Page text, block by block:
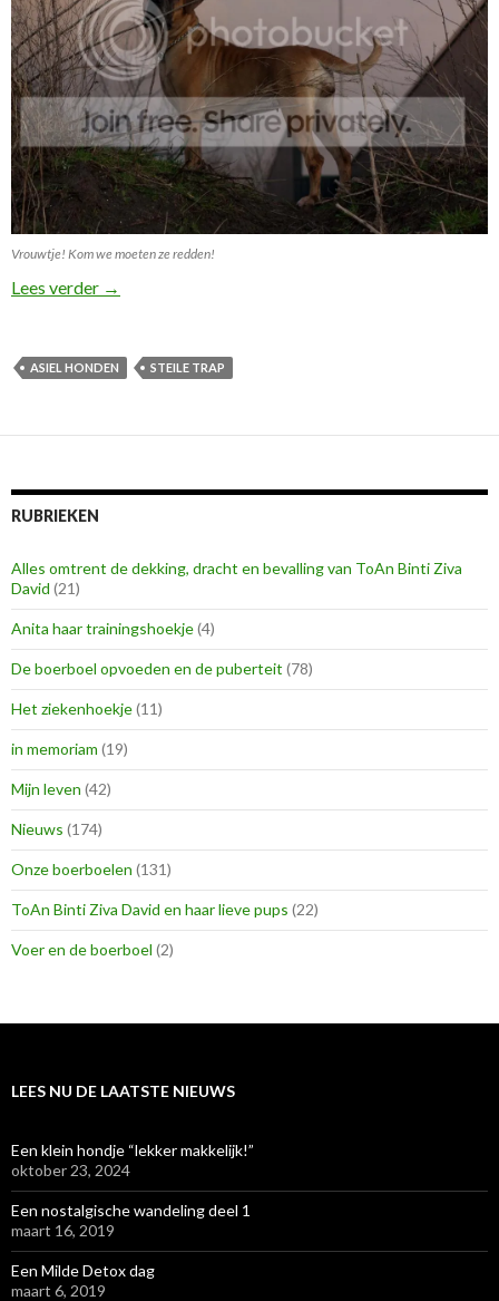
Vrouwtje! Kom we moeten ze redden!
Lees verder Red de asiel honden dachten mijn boerboelen!
→
ASIEL HONDEN STEILE TRAP
RUBRIEKEN
Alles omtrent de dekking, dracht en bevalling van ToAn Binti Ziva
David (21)
Anita haar trainingshoekje(4)
De boerboel opvoeden en de puberteit (78)
Het ziekenhoekje(11)
in memoriam (19)
Mijn leven (42)
Nieuws (174)
Onze boerboelen (131)
ToAn Binti Ziva David en haar lieve pups (22)
Voer en de boerboel (2)
LEES NU DE LAATSTE NIEUWS
Een klein hondje “lekker makkelijk!”
oktober 23, 2024
Een nostalgische wandeling deel 1
maart 16, 2019
Een Milde Detox dag
maart 6, 2019